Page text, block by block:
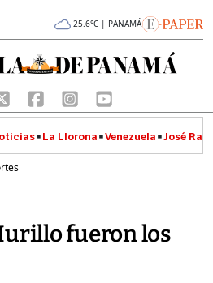
25.6°C | PANAMÁ
La Llorona Venezuela José
fueron los